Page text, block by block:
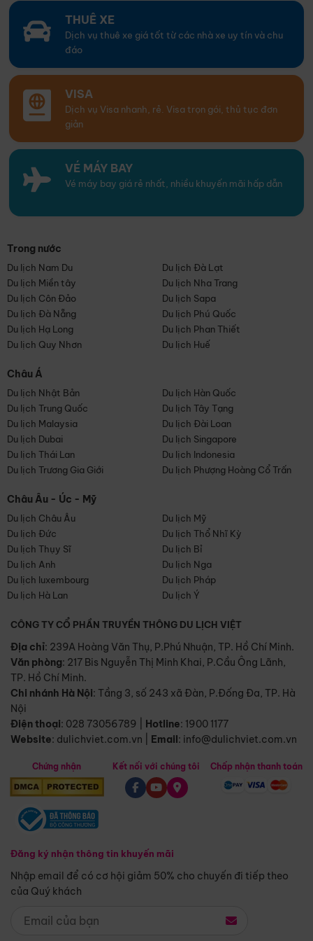
THUÊ XE
Dịch vụ thuê xe giá tốt từ các nhà xe uy tín và chu
đáo
VISA
Dịch vụ Visa nhanh, rẻ. Visa trọn gói, thủ tục đơn
giản
VÉ MÁY BAY
Vé máy bay giá rẻ nhất, nhiều khuyến mãi hấp dẫn
Trong nước
Du lịch Nam Du
Du lịch Đà Lạt
Du lịch Miền tây
Du lịch Nha Trang
Du lịch Côn Đảo
Du lịch Sapa
Du lịch Đà Nẵng
Du lịch Phú Quốc
Du lịch Hạ Long
Du lịch Phan Thiết
Du lịch Quy Nhơn
Du lịch Huế
Châu Á
Du lịch Nhật Bản
Du lịch Hàn Quốc
Du lịch Trung Quốc
Du lịch Tây Tạng
Du lịch Malaysia
Du lịch Đài Loan
Du lịch Dubai
Du lịch Singapore
Du lịch Thái Lan
Du lịch Indonesia
Du lịch Trương Gia Giới
Du lịch Phượng Hoàng Cổ Trấn
Châu Âu - Úc - Mỹ
Du lịch Châu Âu
Du lịch Mỹ
Du lịch Đức
Du lịch Thổ Nhĩ Kỳ
Du lịch Thụy Sĩ
Du lịch Bỉ
Du lịch Anh
Du lịch Nga
Du lịch luxembourg
Du lịch Pháp
Du lịch Hà Lan
Du lịch Ý
CÔNG TY CỔ PHẦN TRUYỀN THÔNG DU LỊCH VIỆT
Địa chỉ: 239A Hoàng Văn Thụ, P.Phú Nhuận, TP. Hồ Chí Minh.
Văn phòng: 217 Bis Nguyễn Thị Minh Khai, P.Cầu Ông Lãnh,
TP. Hồ Chí Minh.
Chi nhánh Hà Nội: Tầng 3, số 243 xã Đàn, P.Đống Đa, TP. Hà
Nội
Điện thoại: 028 73056789 Hotline: 1900 1177
Website: dulichviet.com.vn Email: info@dulichviet.com.vn
Chứng nhận
Đăng ký nhận thông tin khuyến mãi
Nhập email để có cơ hội giảm 50% cho chuyến đi tiếp theo
của Quý khách
Kết nối với chúng tôi Chấp nhận thanh toán